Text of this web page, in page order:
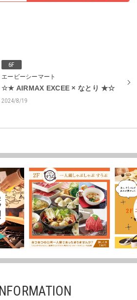
6F
エービーシーマート
☆★ AIRMAX EXCEE × なとり ★☆
2024/8/19
INFORMATION